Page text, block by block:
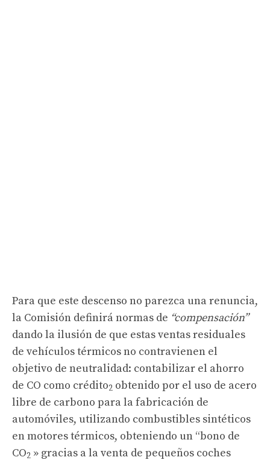
Para que este descenso no parezca una renuncia,
la Comisión definirá normas de “compensación”
dando la ilusión de que estas ventas residuales
de vehículos térmicos no contravienen el
objetivo de neutralidad: contabilizar el ahorro
de CO como crédito2 obtenido por el uso de acero
libre de carbono para la fabricación de
automóviles, utilizando combustibles sintéticos
en motores térmicos, obteniendo un “bono de
CO2 » gracias a la venta de pequeños coches